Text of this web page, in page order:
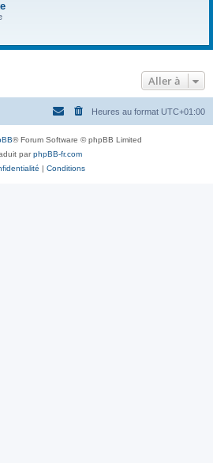
Aller à
Heures au format UTC+01:00
® Forum Software © phpBB Limited
parphpBB-fr.com
| Conditions